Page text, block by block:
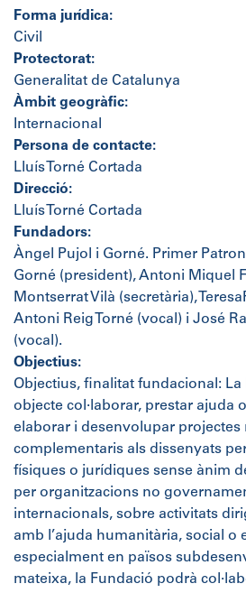
Forma jurídica:
Civil
Protectorat:
Generalitat de Catalunya
Àmbit geogràfic:
Internacional
Persona de contacte:
Lluís Torné Cortada
Direcció:
Lluís Torné Cortada
Fundadors:
Àngel Pujol i Gorné. Primer
Gorné (president), Antoni Miquel
Montserrat Vilà (secretària),
Antoni Reig Torné (vocal) i José
(vocal).
Objectius:
Objectius, finalitat fundacional: La
objecte col·laborar, prestar ajuda
elaborar i desenvolupar projectes
complementaris als dissenyats
físiques o jurídiques sense ànim
per organitzacions no
internacionals, sobre activitats
amb l’ajuda humanitària, social o
especialment en països
mateixa, la Fundació podrà